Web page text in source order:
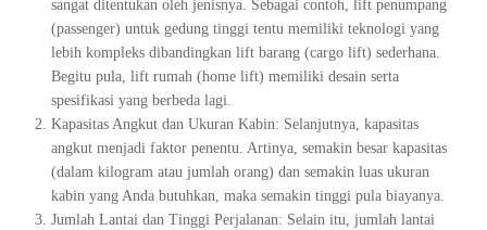
sangat ditentukan oleh jenisnya. Sebagai contoh, lift penumpang
(passenger) untuk gedung tinggi tentu memiliki teknologi yang
lebih kompleks dibandingkan lift barang (cargo lift) sederhana.
Begitu pula, lift rumah (home lift) memiliki desain serta
spesifikasi yang berbeda lagi.
Kapasitas Angkut dan Ukuran Kabin: Selanjutnya, kapasitas
angkut menjadi faktor penentu. Artinya, semakin besar kapasitas
(dalam kilogram atau jumlah orang) dan semakin luas ukuran
kabin yang Anda butuhkan, maka semakin tinggi pula biayanya.
Jumlah Lantai dan Tinggi Perjalanan: Selain itu, jumlah lantai